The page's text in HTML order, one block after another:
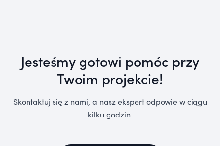
Jesteśmy gotowi pomóc przy
Twoim projekcie!
Skontaktuj się z nami, a nasz ekspert odpowie w ciągu
kilku godzin.